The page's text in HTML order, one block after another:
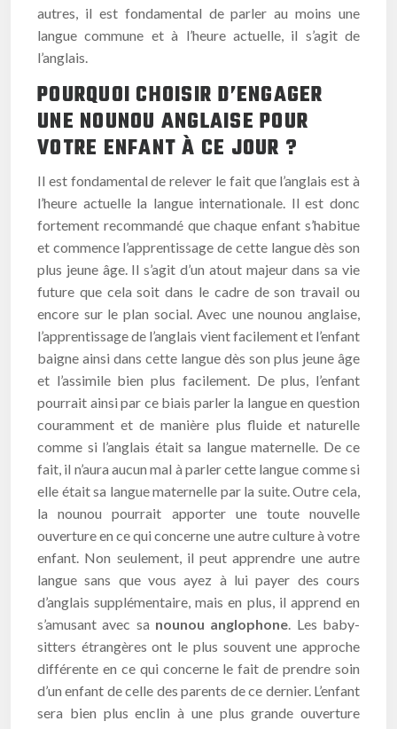
autres, il est fondamental de parler au moins une
langue commune et à l’heure actuelle, il s’agit de
l’anglais.
POURQUOI CHOISIR D’ENGAGER
UNE NOUNOU ANGLAISE POUR
VOTRE ENFANT À CE JOUR ?
Il est fondamental de relever le fait que l’anglais est à
l’heure actuelle la langue internationale. Il est donc
fortement recommandé que chaque enfant s’habitue
et commence l’apprentissage de cette langue dès son
plus jeune âge. Il s’agit d’un atout majeur dans sa vie
future que cela soit dans le cadre de son travail ou
encore sur le plan social. Avec une nounou anglaise,
l’apprentissage de l’anglais vient facilement et l’enfant
baigne ainsi dans cette langue dès son plus jeune âge
et l’assimile bien plus facilement. De plus, l’enfant
pourrait ainsi par ce biais parler la langue en question
couramment et de manière plus fluide et naturelle
comme si l’anglais était sa langue maternelle. De ce
fait, il n’aura aucun mal à parler cette langue comme si
elle était sa langue maternelle par la suite. Outre cela,
la nounou pourrait apporter une toute nouvelle
ouverture en ce qui concerne une autre culture à votre
enfant. Non seulement, il peut apprendre une autre
langue sans que vous ayez à lui payer des cours
d’anglais supplémentaire, mais en plus, il apprend en
s’amusant avec sa nounou anglophone. Les baby-
sitters étrangères ont le plus souvent une approche
différente en ce qui concerne le fait de prendre soin
d’un enfant de celle des parents de ce dernier. L’enfant
sera bien plus enclin à une plus grande ouverture